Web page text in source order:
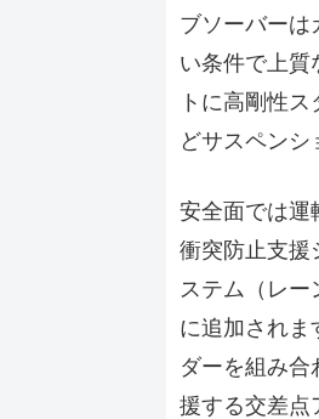
ブソーバーは
い条件で上質
トに高剛性
どサスペンシ
安全面では運
衝突防止支援
ステム（レ
に追加されま
ダーを組み
援する交差点